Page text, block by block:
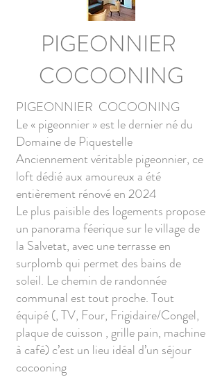
PIGEONNIER
COCOONING
PIGEONNIER COCOONING
Le « pigeonnier » est le dernier né du
Domaine de Piquestelle
Anciennement véritable pigeonnier, ce
loft dédié aux amoureux a été
entièrement rénové en 2024
Le plus paisible des logements propose
un panorama féerique sur le village de
la Salvetat, avec une terrasse en
surplomb qui permet des bains de
soleil. Le chemin de randonnée
communal est tout proche. Tout
équipé (, TV, Four, Frigidaire/Congel,
plaque de cuisson , grille pain, machine
à café) c’est un lieu idéal d’un séjour
cocooning